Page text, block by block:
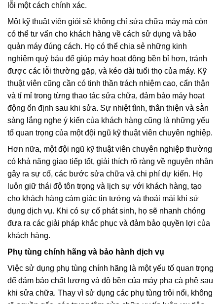
lỗi một cách chính xác.
Một kỹ thuật viên giỏi sẽ không chỉ sửa chữa máy mà còn
có thể tư vấn cho khách hàng về cách sử dụng và bảo
quản máy đúng cách. Họ có thể chia sẻ những kinh
nghiệm quý báu để giúp máy hoạt động bền bỉ hơn, tránh
được các lỗi thường gặp, và kéo dài tuổi thọ của máy. Kỹ
thuật viên cũng cần có tinh thần trách nhiệm cao, cẩn thận
và tỉ mỉ trong từng thao tác sửa chữa, đảm bảo máy hoạt
động ổn định sau khi sửa. Sự nhiệt tình, thân thiện và sẵn
sàng lắng nghe ý kiến của khách hàng cũng là những yếu
tố quan trọng của một đội ngũ kỹ thuật viên chuyên nghiệp.
Hơn nữa, một đội ngũ kỹ thuật viên chuyên nghiệp thường
có khả năng giao tiếp tốt, giải thích rõ ràng về nguyên nhân
gây ra sự cố, các bước sửa chữa và chi phí dự kiến. Họ
luôn giữ thái độ tôn trọng và lịch sự với khách hàng, tạo
cho khách hàng cảm giác tin tưởng và thoải mái khi sử
dụng dịch vụ. Khi có sự cố phát sinh, họ sẽ nhanh chóng
đưa ra các giải pháp khắc phục và đảm bảo quyền lợi của
khách hàng.
Phụ tùng chính hãng và bảo hành dịch vụ
Việc sử dụng phụ tùng chính hãng là một yếu tố quan trọng
để đảm bảo chất lượng và độ bền của máy pha cà phê sau
khi sửa chữa. Thay vì sử dụng các phụ tùng trôi nổi, không